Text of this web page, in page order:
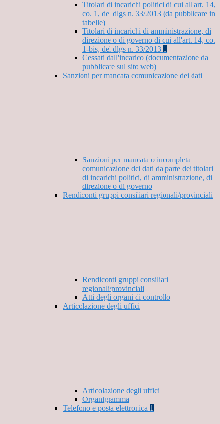
Titolari di incarichi politici di cui all'art. 14,
co. 1, del dlgs n. 33/2013 (da pubblicare in
tabelle)
Titolari di incarichi di amministrazione, di
direzione o di governo di cui all'art. 14, co.
1-bis, del dlgs n. 33/2013 1
Cessati dall'incarico (documentazione da
pubblicare sul sito web)
Sanzioni per mancata comunicazione dei dati
Sanzioni per mancata o incompleta
comunicazione dei dati da parte dei titolari
di incarichi politici, di amministrazione, di
direzione o di governo
Rendiconti gruppi consiliari regionali/provinciali
Rendiconti gruppi consiliari
regionali/provinciali
Atti degli organi di controllo
Articolazione degli uffici
Articolazione degli uffici
Organigramma
Telefono e posta elettronica 1